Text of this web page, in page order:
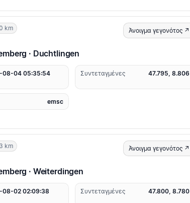
km Άνοιγμα γεγονότος ↗
· Duchtlingen
08-04 05:35:54
Συντεταγμένες 47.795, 8.806
emsc
km Άνοιγμα γεγονότος ↗
· Weiterdingen
08-02 02:09:38
Συντεταγμένες 47.800, 8.780